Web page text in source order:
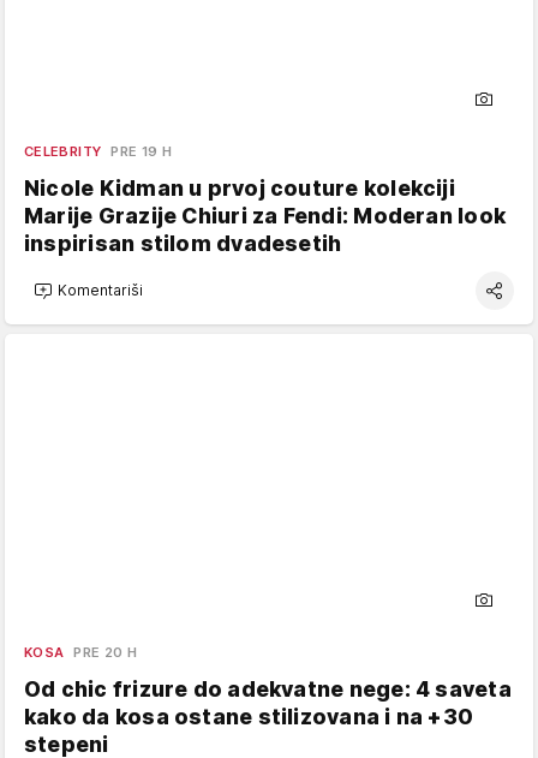
CELEBRITY PRE 19 H
Nicole Kidman u prvoj couture kolekciji
Marije Grazije Chiuri za Fendi: Moderan look
inspirisan stilom dvadesetih
Komentariši
KOSA PRE 20 H
Od chic frizure do adekvatne nege: 4 saveta
kako da kosa ostane stilizovana i na +30
stepeni